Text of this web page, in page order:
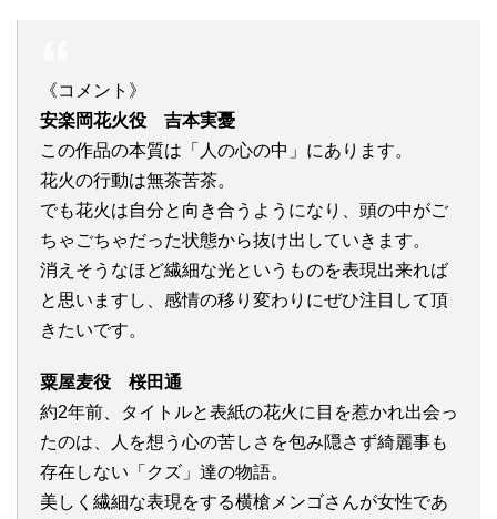
《コメント》
安楽岡花火役 吉本実憂
この作品の本質は「人の心の中」にあります。
花火の行動は無茶苦茶。
でも花火は自分と向き合うようになり、頭の中がご
ちゃごちゃだった状態から抜け出していきます。
消えそうなほど繊細な光というものを表現出来れば
と思いますし、感情の移り変わりにぜひ注目して頂
きたいです。
粟屋麦役 桜田通
約2年前、タイトルと表紙の花火に目を惹かれ出会っ
たのは、人を想う心の苦しさを包み隠さず綺麗事も
存在しない「クズ」達の物語。
美しく繊細な表現をする横槍メンゴさんが女性であ